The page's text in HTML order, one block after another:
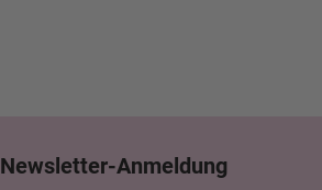
Newsletter-Anmeldung